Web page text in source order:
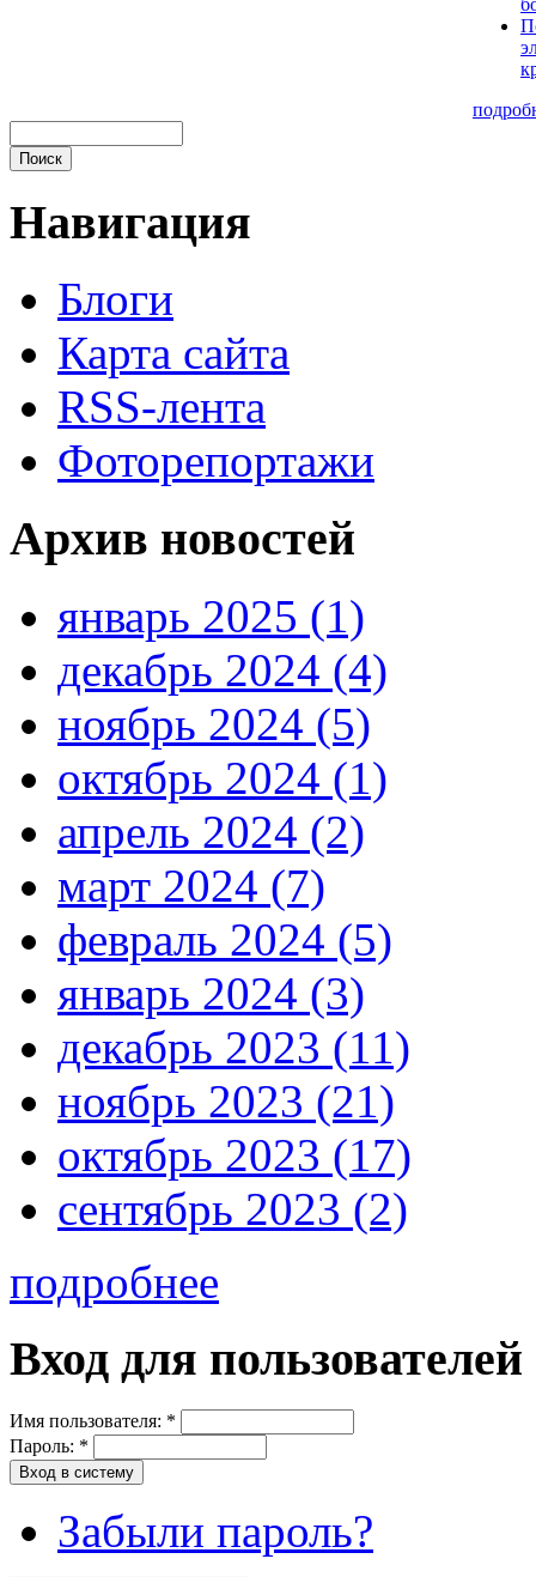
Навигация
Блоги
Карта сайта
RSS-лента
Фоторепортажи
Архив новостей
январь 2025 (1)
декабрь 2024 (4)
ноябрь 2024 (5)
октябрь 2024 (1)
апрель 2024 (2)
март 2024 (7)
февраль 2024 (5)
январь 2024 (3)
декабрь 2023 (11)
ноябрь 2023 (21)
октябрь 2023 (17)
сентябрь 2023 (2)
подробнее
Вход для пользователей
Имя пользователя: *
Пароль: *
Забыли пароль?